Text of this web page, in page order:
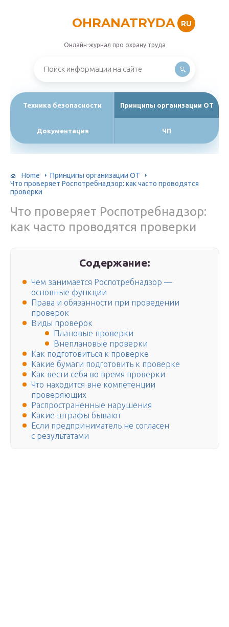
OHRANATRYDA RU
Онлайн-журнал про охрану труда
Техника безопасности Принципы организации ОТ
Документация ЧП
Home
Принципы организации ОТ
Что проверяет Роспотребнадзор: как часто проводятся
проверки
Что проверяет Роспотребнадзор:
как часто проводятся проверки
Содержание:
Чем занимается Роспотребнадзор —
основные функции
Права и обязанности при проведении
проверок
Виды проверок
Плановые проверки
Внеплановые проверки
Как подготовиться к проверке
Какие бумаги подготовить к проверке
Как вести себя во время проверки
Что находится вне компетенции
проверяющих
Распространенные нарушения
Какие штрафы бывают
Если предприниматель не согласен
с результатами